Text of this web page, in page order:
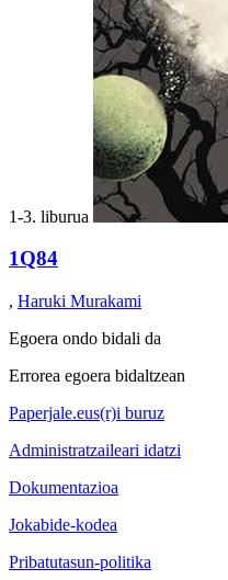
1-3. liburua
1Q84
, Haruki Murakami
Egoera ondo bidali da
Errorea egoera bidaltzean
Paperjale.eus(r)i buruz
Administratzaileari idatzi
Dokumentazioa
Jokabide-kodea
Pribatutasun-politika